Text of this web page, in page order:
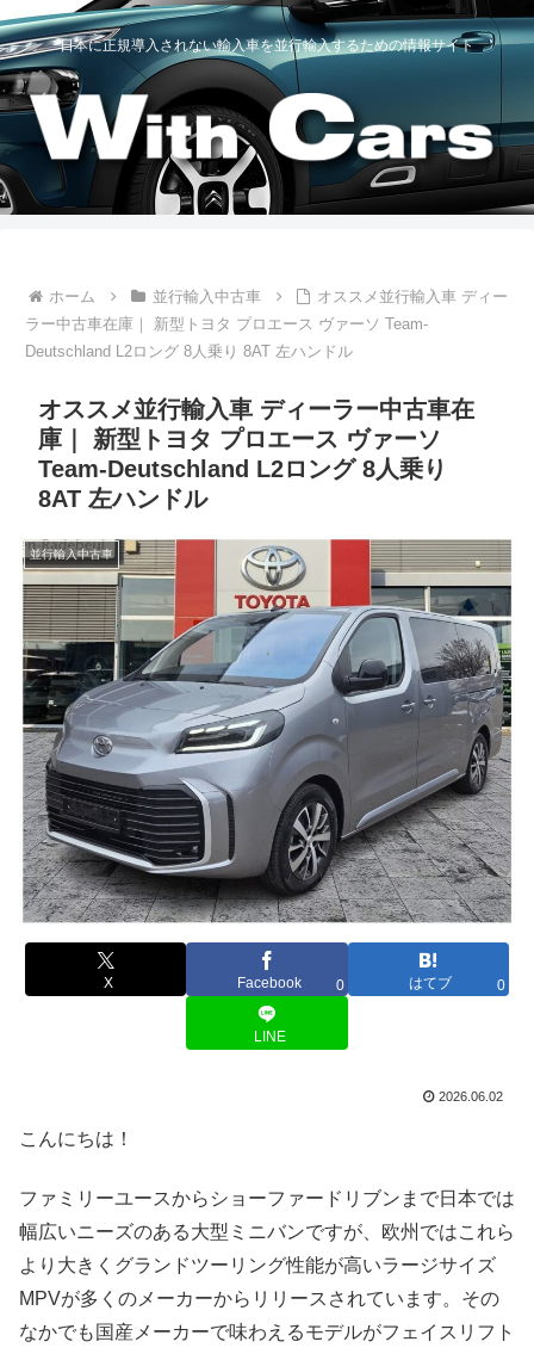
日本に正規導入されない輸入車を並行輸入するための情報サイト
ホーム 並行輸入中古車
オススメ並行輸入車 ディー
ラー中古車在庫｜ 新型トヨタ プロエース ヴァーソ Team-
Deutschland L2ロング 8人乗り 8AT 左ハンドル
オススメ並行輸入車 ディーラー中古車在
庫｜ 新型トヨタ プロエース ヴァーソ
Team-Deutschland L2ロング 8人乗り
8AT 左ハンドル
並行輸入中古車
X Facebook 0 はてブ 0
LINE
2026.06.02
こんにちは！
ファミリーユースからショーファードリブンまで日本では
幅広いニーズのある大型ミニバンですが、欧州ではこれら
より大きくグランドツーリング性能が高いラージサイズ
MPVが多くのメーカーからリリースされています。その
なかでも国産メーカーで味わえるモデルがフェイスリフト